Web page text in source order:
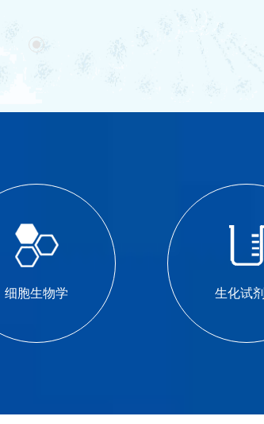
细胞生物学 生化试